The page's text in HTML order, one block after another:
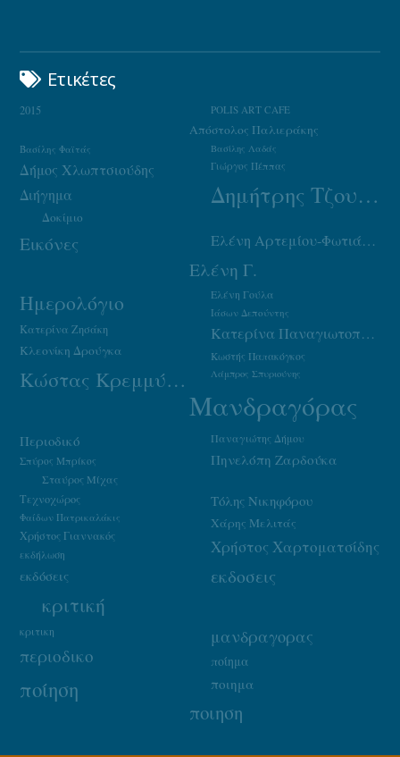
Ετικέτες
2015 POLIS ART CAFE
Απόστολος Παλιεράκης
Βασίλης Λαδάς
Βασίλης Φαϊτάς
Γιώργος Πέππας
Δήμος Χλωπτσιούδης
Δημήτρης Τζουμάκας
Διήγημα
Δοκίμιο
Εικόνες Ελένη Αρτεμίου-Φωτιάδου
Ελένη Γ.
Ελένη Γούλα
Ημερολόγιο Ιάσων Δεπούντης
Κατερίνα Ζησάκη Κατερίνα Παναγιωτοπούλου
Κλεονίκη Δρούγκα Κωστής Παπακόγκος
Κώστας Κρεμμύδας Λάμπρος Σπυριούνης
Μανδραγόρας
Παναγιώτης Δήμου
Περιοδικό
Πηνελόπη Ζαρδούκα
Σπύρος Μπρίκος
Σταύρος Μίχας
Τεχνοχώρος
Τόλης Νικηφόρου
Φαίδων Πατρικαλάκις Χάρης Μελιτάς
Χρήστος Γιαννακός
Χρήστος Χαρτοματσίδης
εκδήλωση
εκδοσεις
εκδόσεις
κριτική
κριτικη μανδραγορας
περιοδικο ποίημα
ποίηση ποιημα
ποιηση